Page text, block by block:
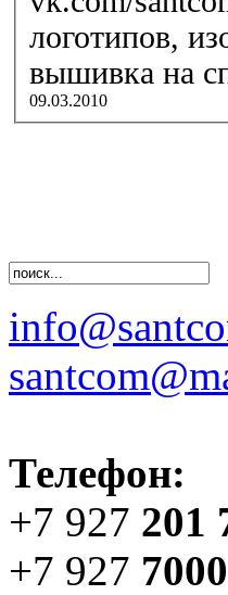
логотипов,
вышивка на
09.03.2010
Телефон:
+7 927 201
+7 927